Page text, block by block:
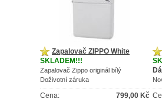
Zapalovač ZIPPO White
SKLADEM!!!
Zapalovač Zippo originál bílý
Doživotní záruka
Americká klasika
799,00 Kč
Cena: